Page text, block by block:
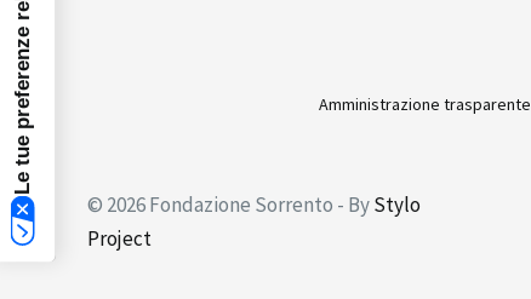
Amministrazione trasparente
© 2026 Fondazione Sorrento - ByStylo
Project